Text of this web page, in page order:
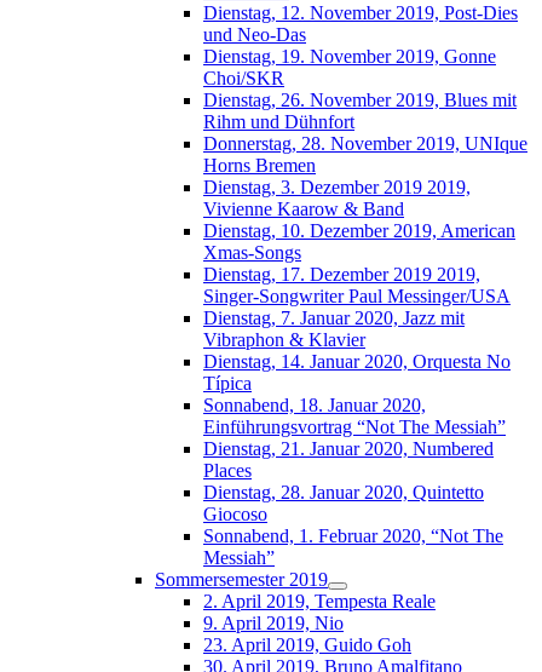
Dienstag, 12. November 2019, Post-Dies
und Neo-Das
Dienstag, 19. November 2019, Gonne
Choi/SKR
Dienstag, 26. November 2019, Blues mit
Rihm und Dühnfort
Donnerstag, 28. November 2019, UNIque
Horns Bremen
Dienstag, 3. Dezember 2019 2019,
Vivienne Kaarow & Band
Dienstag, 10. Dezember 2019, American
Xmas-Songs
Dienstag, 17. Dezember 2019 2019,
Singer-Songwriter Paul Messinger/USA
Dienstag, 7. Januar 2020, Jazz mit
Vibraphon & Klavier
Dienstag, 14. Januar 2020, Orquesta No
Típica
Sonnabend, 18. Januar 2020,
Einführungsvortrag “Not The Messiah”
Dienstag, 21. Januar 2020, Numbered
Places
Dienstag, 28. Januar 2020, Quintetto
Giocoso
Sonnabend, 1. Februar 2020, “Not The
Messiah”
Sommersemester 2019
2. April 2019, Tempesta Reale
9. April 2019, Nio
23. April 2019, Guido Goh
30. April 2019, Bruno Amalfitano